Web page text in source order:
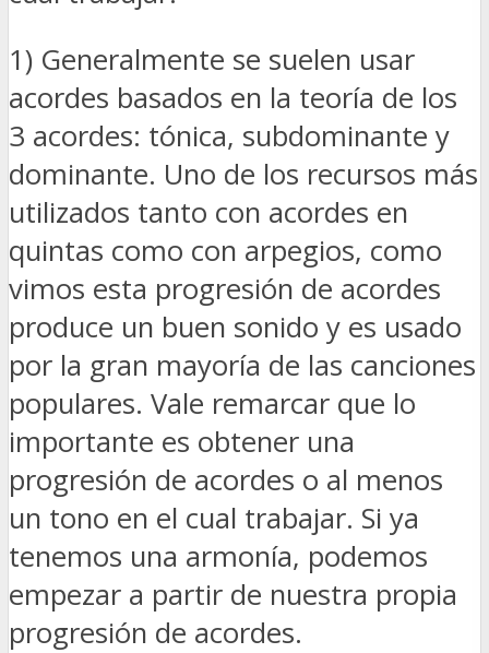
1) Generalmente se suelen usar
acordes basados en la teoría de los
3 acordes: tónica, subdominante y
dominante. Uno de los recursos más
utilizados tanto con acordes en
quintas como con arpegios, como
vimos esta progresión de acordes
produce un buen sonido y es usado
por la gran mayoría de las canciones
populares. Vale remarcar que lo
importante es obtener una
progresión de acordes o al menos
un tono en el cual trabajar. Si ya
tenemos una armonía, podemos
empezar a partir de nuestra propia
progresión de acordes.